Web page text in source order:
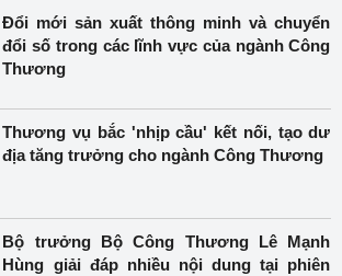
Đổi mới sản xuất thông minh và chuyển
đổi số trong các lĩnh vực của ngành Công
Thương
Thương vụ bắc 'nhịp cầu' kết nối, tạo dư
địa tăng trưởng cho ngành Công Thương
Bộ trưởng Bộ Công Thương Lê Mạnh
Hùng giải đáp nhiều nội dung tại phiên